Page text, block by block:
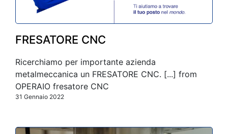
FRESATORE CNC
Ricerchiamo per importante azienda
metalmeccanica un FRESATORE CNC. [...] from
OPERAIO fresatore CNC
31 Gennaio 2022